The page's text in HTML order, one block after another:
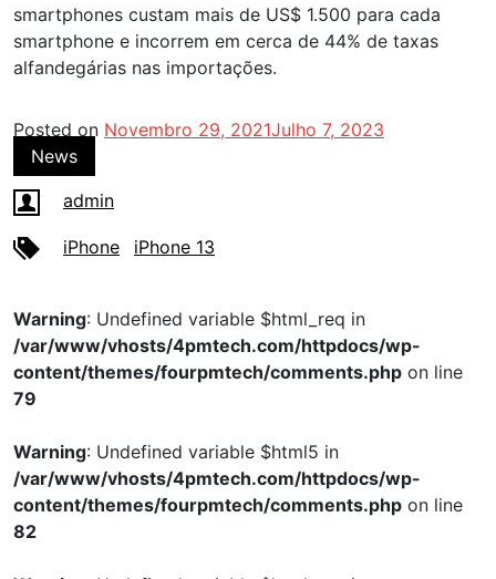
smartphones custam mais de US$ 1.500 para cada
smartphone e incorrem em cerca de 44% de taxas
alfandegárias nas importações.
Posted on Novembro 29, 2021Julho 7, 2023
News
admin
iPhone iPhone 13
Warning: Undefined variable $html_req in
/var/www/vhosts/4pmtech.com/httpdocs/wp-
content/themes/fourpmtech/comments.php on line
79
Warning: Undefined variable $html5 in
/var/www/vhosts/4pmtech.com/httpdocs/wp-
content/themes/fourpmtech/comments.php on line
82